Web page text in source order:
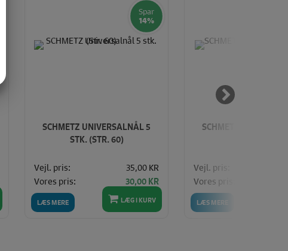
Spar
14%
SCHMETZ UNIVERSALNÅL 5
STK. (STR. 60)
LÆS MERE
Vejl. pris:
35,00 KR
Vores pris:
30,00 KR
LÆG I KURV
SCHMETZ
LÆS MERE
Vejl. pris:
Vores pris: